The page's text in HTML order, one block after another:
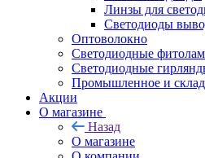
Линзы для
Светодиоды
Оптоволокно
Светодиодные
Светодиодные
Промышленное и
Акции
О магазине
Назад
О магазине